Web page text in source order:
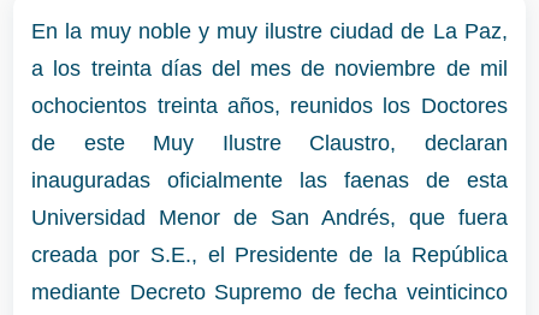
En la muy noble y muy ilustre ciudad de La Paz,
a los treinta días del mes de noviembre de mil
ochocientos treinta años, reunidos los Doctores
de este Muy Ilustre Claustro, declaran
inauguradas oficialmente las faenas de esta
Universidad Menor de San Andrés, que fuera
creada por S.E., el Presidente de la República
mediante Decreto Supremo de fecha veinticinco